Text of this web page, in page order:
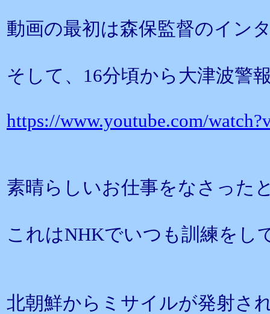
動画の最初は森保監督のイン
そして、16分頃から大津波警
https://www.youtube.com/
素晴らしいお仕事をなさった
これはNHKでいつも訓練をし
北朝鮮からミサイルが発射さ